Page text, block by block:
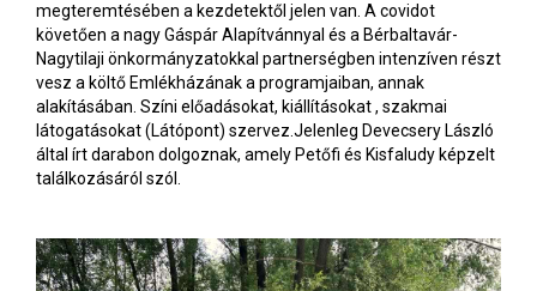
megteremtésében a kezdetektől jelen van. A covidot
követően a nagy Gáspár Alapítvánnyal és a Bérbaltavár-
Nagytilaji önkormányzatokkal partnerségben intenzíven részt
vesz a költő Emlékházának a programjaiban, annak
alakításában. Színi előadásokat, kiállításokat , szakmai
látogatásokat (Látópont) szervez.Jelenleg Devecsery László
által írt darabon dolgoznak, amely Petőfi és Kisfaludy képzelt
találkozásáról szól.